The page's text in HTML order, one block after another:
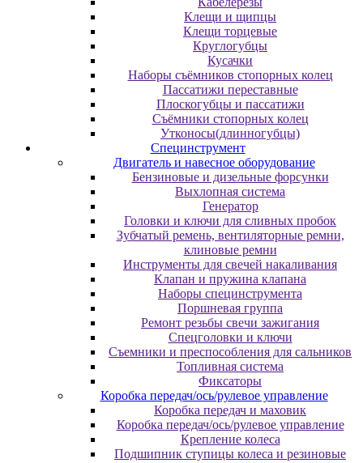
Клещи и щипцы
Клещи торцевые
Круглогубцы
Кусачки
Наборы съёмников стопорных колец
Пассатижи переставные
Плоскогубцы и пассатижи
Съёмники стопорных колец
Утконосы(длинногубцы)
Специнструмент
Двигатель и навесное оборудование
Бензиновые и дизельные форсунки
Выхлопная система
Генератор
Головки и ключи для сливных пробок
Зубчатый ремень, вентиляторные ремни,
клиновые ремни
Инструменты для свечей накаливания
Клапан и пружина клапана
Наборы специнструмента
Поршневая группа
Ремонт резьбы свечи зажигания
Спецголовки и ключи
Съемники и преспособления для сальников
Топливная система
Фиксаторы
Коробка передач/ось/рулевое управление
Коробка передач и маховик
Коробка передач/ось/рулевое управление
Крепление колеса
Подшипник ступицы колеса и резиновые